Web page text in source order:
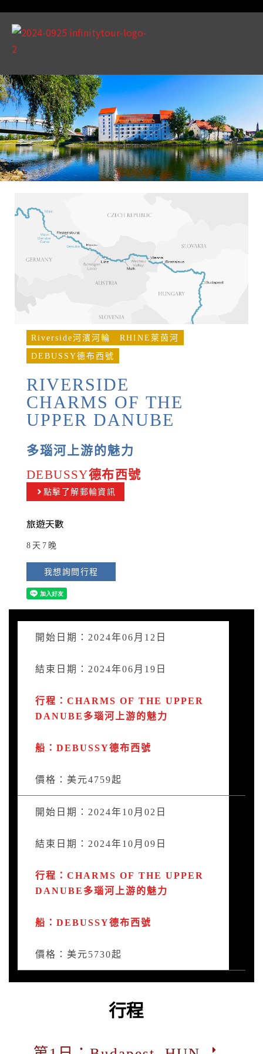
Riverside河濱河輪
RHINE萊茵河
DEBUSSY德布西號
RIVERSIDE
CHARMS OF THE
UPPER DANUBE
多瑙河上游的魅力
DEBUSSY德布西號
點擊了解郵輪資訊
旅遊天數
8天7晚
我想詢問行程
開始日期：2024年06月12日
結束日期：2024年06月19日
行程：CHARMS OF THE UPPER
DANUBE多瑙河上游的魅力
船：DEBUSSY德布西號
價格：美元4759起
開始日期：2024年10月02日
結束日期：2024年10月09日
行程：CHARMS OF THE UPPER
DANUBE多瑙河上游的魅力
船：DEBUSSY德布西號
價格：美元5730起
行程